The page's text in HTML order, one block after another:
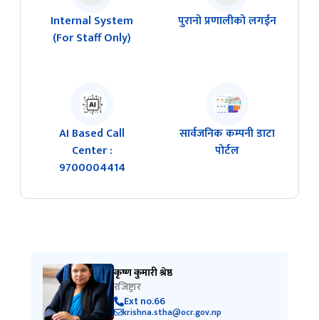
Internal System
(For Staff Only)
पुरानो प्रणालीको लगईन
AI Based Call
Center :
9700004414
सार्वजनिक कम्पनी डाटा
पोर्टल
कृष्ण कुमारी श्रेष्ठ
रजिष्ट्रार
Ext no.66
krishna.stha@ocr.gov.np